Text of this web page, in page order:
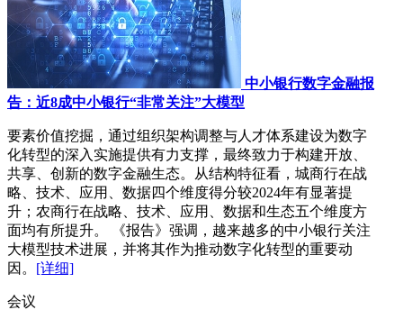
中小银行数字金融报
告：近8成中小银行“非常关注”大模型
要素价值挖掘，通过组织架构调整与人才体系建设为数字
化转型的深入实施提供有力支撑，最终致力于构建开放、
共享、创新的数字金融生态。从结构特征看，城商行在战
略、技术、应用、数据四个维度得分较2024年有显著提
升；农商行在战略、技术、应用、数据和生态五个维度方
面均有所提升。 《报告》强调，越来越多的中小银行关注
大模型技术进展，并将其作为推动数字化转型的重要动
因。 [详细]
会议